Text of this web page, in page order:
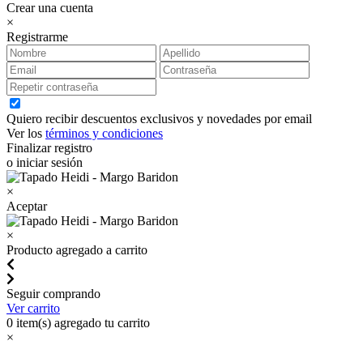
Crear una cuenta
×
Registrarme
Quiero recibir descuentos exclusivos y novedades por email
Ver los términos y condiciones
Finalizar registro
o iniciar sesión
×
Aceptar
×
Producto agregado a carrito
Seguir comprando
Ver carrito
0 item(s) agregado tu carrito
×